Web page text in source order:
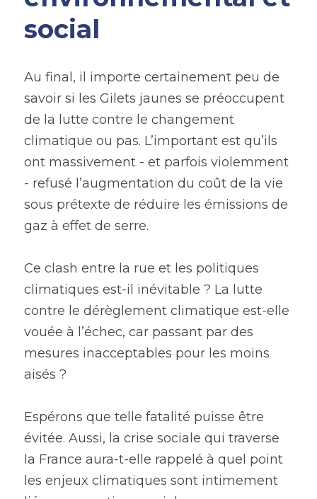
social
Au final, il importe certainement peu de
savoir si les Gilets jaunes se préoccupent
de la lutte contre le changement
climatique ou pas. L’important est qu’ils
ont massivement - et parfois violemment
- refusé l’augmentation du coût de la vie
sous prétexte de réduire les émissions de
gaz à effet de serre.
Ce clash entre la rue et les politiques
climatiques est-il inévitable ? La lutte
contre le dérèglement climatique est-elle
vouée à l’échec, car passant par des
mesures inacceptables pour les moins
aisés ?
Espérons que telle fatalité puisse être
évitée. Aussi, la crise sociale qui traverse
la France aura-t-elle rappelé à quel point
les enjeux climatiques sont intimement